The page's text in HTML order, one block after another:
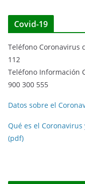
Covid-19
Teléfono Coronavirus
112
Teléfono Información
900 300 555
Datos sobre el
Qué es el
(pdf)